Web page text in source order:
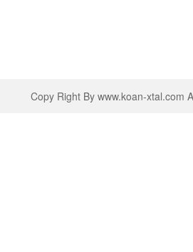
Copy Right By www.koan-xtal.com